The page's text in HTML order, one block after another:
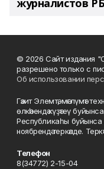
журналистов РБ
© 2026 Сайт издания
разрешено только с
Об использовании
Гәзит Элемтә, мәғлүмәт
өлкәһендә күҙәтеү
Республикаһы
ноябрендә теркәлде.
Телефон
8(34772) 2-15-04